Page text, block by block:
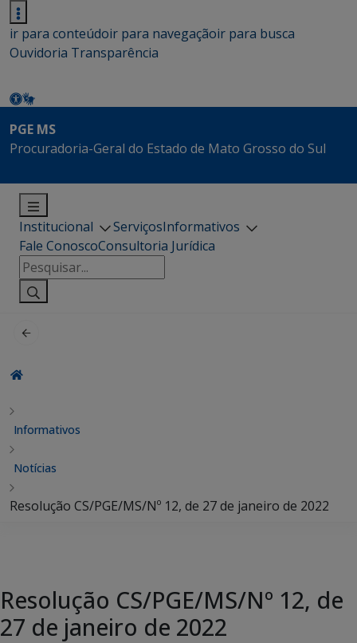
ir para conteúdoir para navegaçãoir para busca
Ouvidoria Transparência
PGE MS
Procuradoria-Geral do Estado de Mato Grosso do Sul
Institucional ServiçosInformativos
Fale ConoscoConsultoria Jurídica
Pesquisar
por:
Informativos
Notícias
Resolução CS/PGE/MS/Nº 12, de 27 de janeiro de 2022
Resolução CS/PGE/MS/Nº 12, de
27 de janeiro de 2022